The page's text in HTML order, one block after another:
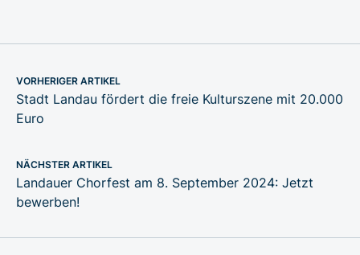
VORHERIGER ARTIKEL
Stadt Landau fördert die freie Kulturszene mit 20.000
Euro
NÄCHSTER ARTIKEL
Landauer Chorfest am 8. September 2024: Jetzt
bewerben!